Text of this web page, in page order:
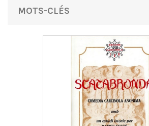
MOTS-CLÉS